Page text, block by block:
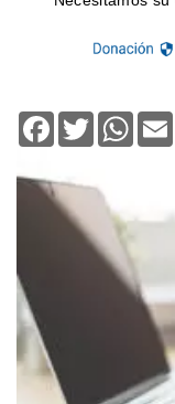
Facebook
Twitter